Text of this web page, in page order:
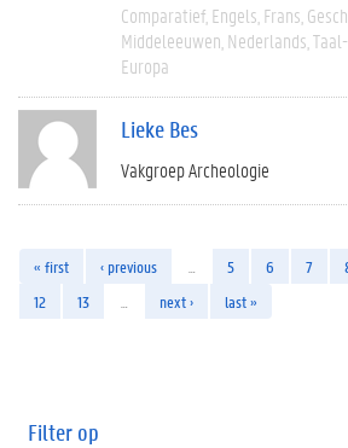
Comparatief Engels Frans
Middeleeuwen Nederlands
Europa
Lieke Bes
Vakgroep Archeologie
« first ‹ previous 5 6 7
12
13 next › last »
Filter op